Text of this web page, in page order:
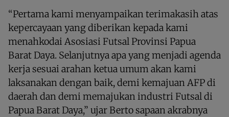
“Pertama kami menyampaikan terimakasih atas
kepercayaan yang diberikan kepada kami
menahkodai Asosiasi Futsal Provinsi Papua
Barat Daya. Selanjutnya apa yang menjadi agenda
kerja sesuai arahan ketua umum akan kami
laksanakan dengan baik, demi kemajuan AFP di
daerah dan demi memajukan industri Futsal di
Papua Barat Daya,” ujar Berto sapaan akrabnya